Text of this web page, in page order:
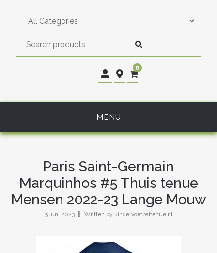
0
MENU
Paris Saint-Germain
Marquinhos #5 Thuis tenue
Mensen 2022-23 Lange Mouw
5 juni 2023 Written by kindervoetbaltenue.nl